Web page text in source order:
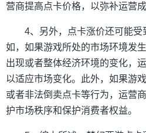
营商提高点卡价格，以弥补运营成
4、另外，点卡涨价还可能受
如，如果游戏所处的市场环境发
出现或者整体经济环境的变化，
以适应市场变化。此外，如果游
或者非法倒卖点卡等行为，运营
护市场秩序和保护消费者权益。